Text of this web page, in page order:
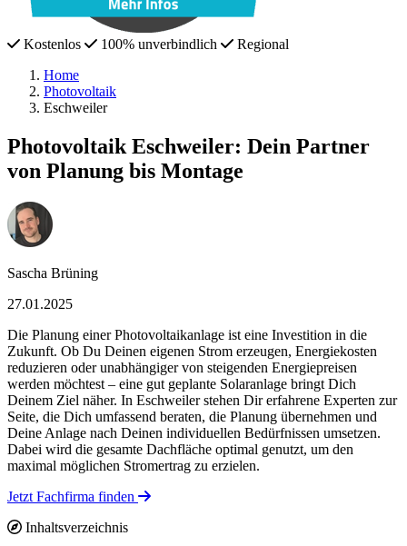
Kostenlos 100% unverbindlich
Regional
Home
Photovoltaik
Eschweiler
Photovoltaik Eschweiler: Dein Partner
von Planung bis Montage
Sascha Brüning
27.01.2025
Die Planung einer Photovoltaikanlage ist eine Investition in die
Zukunft. Ob Du Deinen eigenen Strom erzeugen, Energiekosten
reduzieren oder unabhängiger von steigenden Energiepreisen
werden möchtest – eine gut geplante Solaranlage bringt Dich
Deinem Ziel näher. In Eschweiler stehen Dir erfahrene Experten zur
Seite, die Dich umfassend beraten, die Planung übernehmen und
Deine Anlage nach Deinen individuellen Bedürfnissen umsetzen.
Dabei wird die gesamte Dachfläche optimal genutzt, um den
maximal möglichen Stromertrag zu erzielen.
Jetzt Fachfirma finden
Inhaltsverzeichnis